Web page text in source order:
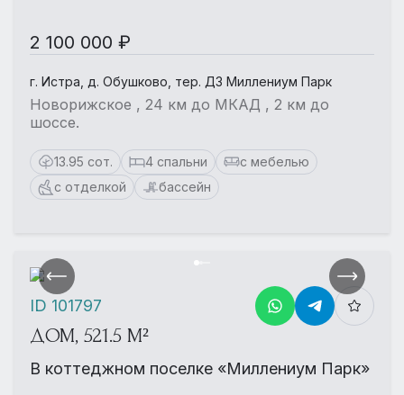
2 100 000 ₽
г. Истра, д. Обушково, тер. ДЗ Миллениум Парк
Новорижское , 24 км до МКАД , 2 км до
шоссе.
13.95 сот. 4 спальни
с мебелью
с отделкой
бассейн
ДОМ, 521.5 М²
В коттеджном поселке «Миллениум Парк»
ID 101797